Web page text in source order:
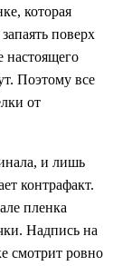
которая
поверх
настоящего
Поэтому все
от
и лишь
контрафакт.
пленка
Надпись на
смотрит ровно